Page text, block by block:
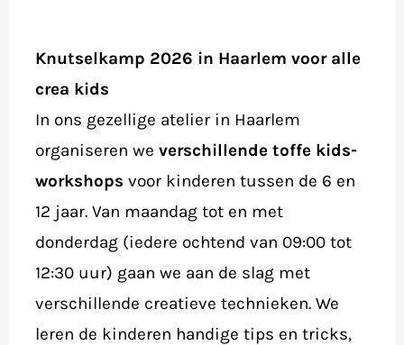
Knutselkamp 2026 in Haarlem voor alle
crea kids
In ons gezellige atelier in Haarlem
organiseren weverschillende toffe kids-
workshops voor kinderen tussen de 6 en
12 jaar. Van maandag tot en met
donderdag (iedere ochtend van 09:00 tot
12:30 uur) gaan we aan de slag met
verschillende creatieve technieken. We
leren de kinderen handige tips en tricks,